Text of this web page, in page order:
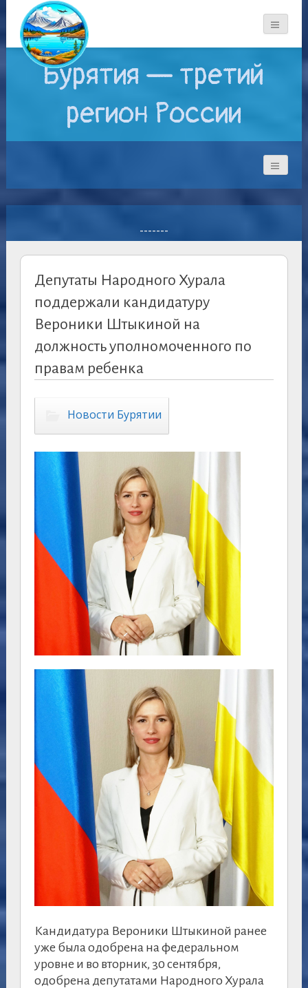
Бурятия — третий
регион России
-------
Депутаты Народного Хурала
поддержали кандидатуру
Вероники Штыкиной на
должность уполномоченного по
правам ребенка
Новости Бурятии
Кандидатура Вероники Штыкиной ранее
уже была одобрена на федеральном
уровне и во вторник, 30 сентября,
одобрена депутатами Народного Хурала